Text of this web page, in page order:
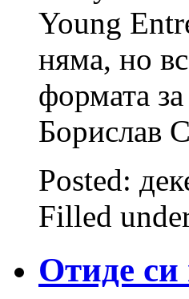
Young
няма, но
формата
Борислав
Posted:
Filled
Отиде